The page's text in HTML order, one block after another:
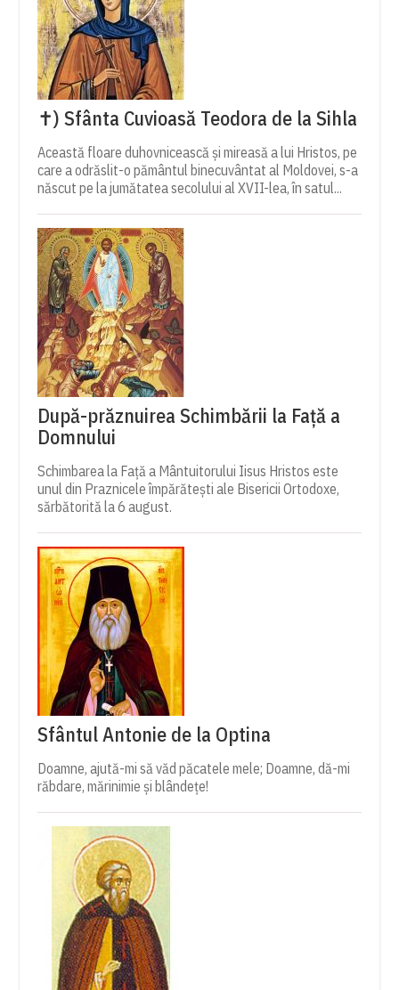
✝) Sfânta Cuvioasă Teodora de la Sihla
Această floare duhovnicească și mireasă a lui Hristos, pe
care a odrăslit-o pământul binecuvântat al Moldovei, s-a
născut pe la jumătatea secolului al XVII-lea, în satul...
După-prăznuirea Schimbării la Față a
Domnului
Schimbarea la Față a Mântuitorului Iisus Hristos este
unul din Praznicele împărătești ale Bisericii Ortodoxe,
sărbătorită la 6 august.
Sfântul Antonie de la Optina
Doamne, ajută-mi să văd păcatele mele; Doamne, dă-mi
răbdare, mărinimie şi blândeţe!